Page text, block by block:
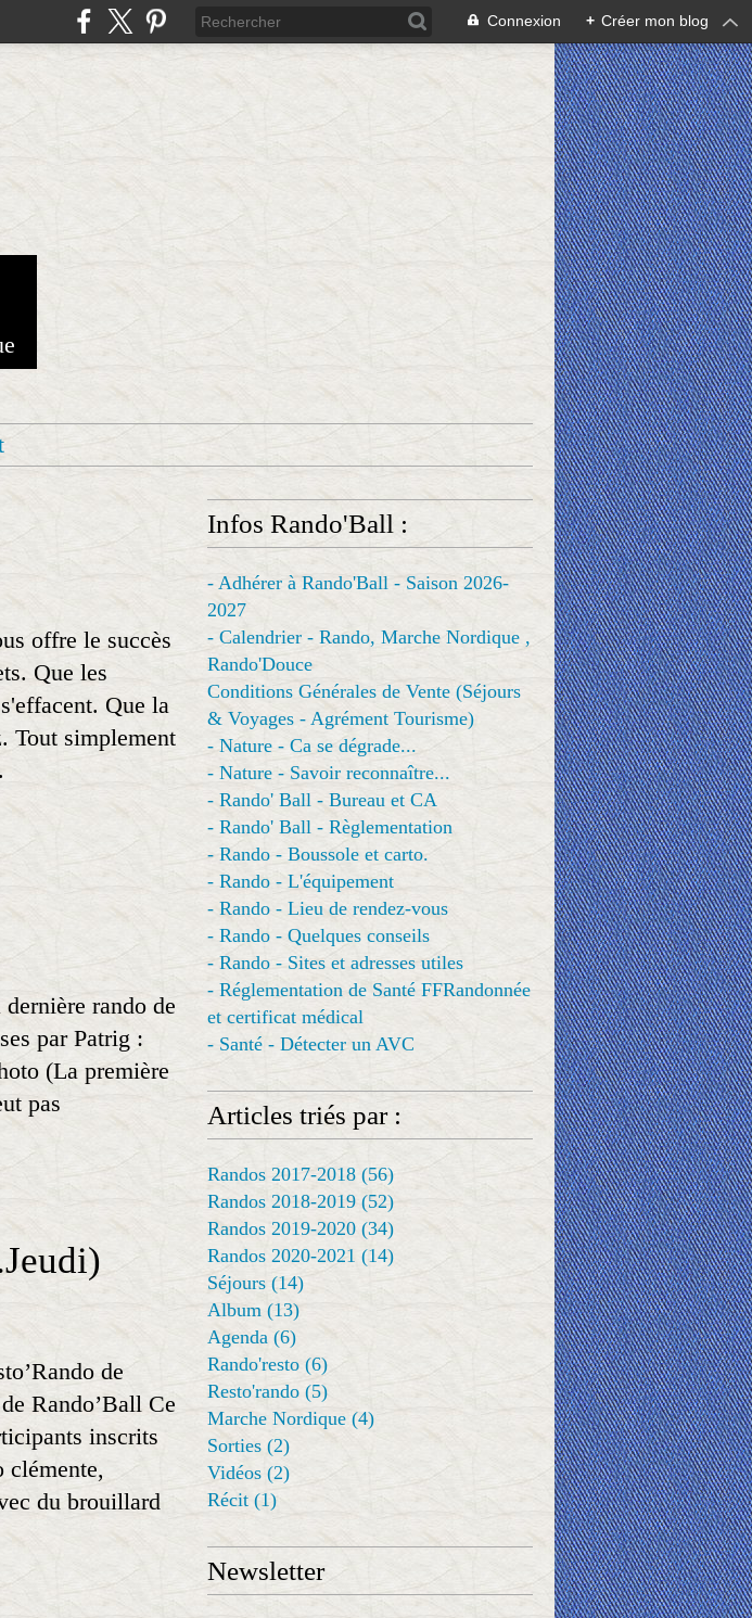
Connexion + Créer mon blog
offre le succès
Que les
Que la
Tout simplement
rando de
par Patrig :
(La première
pas
de
Rando’Ball Ce
inscrits
clémente,
du brouillard
Infos Rando'Ball :
- Adhérer à Rando'Ball - Saison 2026-
2027
- Calendrier - Rando, Marche Nordique ,
Rando'Douce
Conditions Générales de Vente (Séjours
& Voyages - Agrément Tourisme)
- Nature - Ca se dégrade...
- Nature - Savoir reconnaître...
- Rando' Ball - Bureau et CA
- Rando' Ball - Règlementation
- Rando - Boussole et carto.
- Rando - L'équipement
- Rando - Lieu de rendez-vous
- Rando - Quelques conseils
- Rando - Sites et adresses utiles
- Réglementation de Santé FFRandonnée
et certificat médical
- Santé - Détecter un AVC
Articles triés par :
Randos 2017-2018 (56)
Randos 2018-2019 (52)
Randos 2019-2020 (34)
Randos 2020-2021 (14)
Séjours (14)
Album (13)
Agenda (6)
Rando'resto (6)
Resto'rando (5)
Marche Nordique (4)
Sorties (2)
Vidéos (2)
Récit (1)
Newsletter